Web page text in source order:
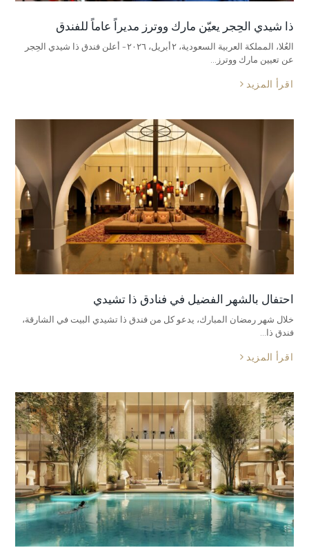
ذا شيدي الحِجر يعيّن مارك ووترز مديراً عاماً للفندق
العُلا، المملكة العربية السعودية، ٢ أبريل، ٢٠٢٦ – أعلن فندق ذا شيدي الحِجر
عن تعيين مارك ووترز…
اقرأ المزيد
احتفال بالشهر الفضيل في فنادق ذا تشيدي
خلال شهر رمضان المبارك، يدعو كل من فندق ذا تشيدي البيت في الشارقة،
فندق ذا…
اقرأ المزيد